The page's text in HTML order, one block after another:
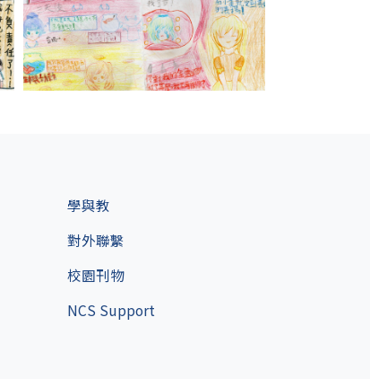
學與教
對外聯繫
校園刊物
NCS Support